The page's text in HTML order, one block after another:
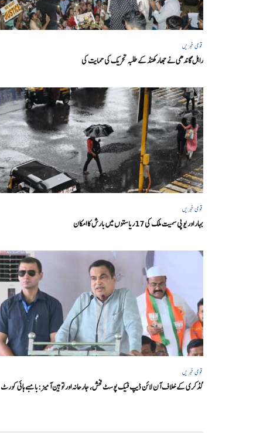
قومی خبریں
راہل گاندھی نے جھارکھنڈ کے طلبہ تحریک کی حمایت کی
قومی خبریں
بہار اور یو پی سمیت ملک کی 17ریاستوں میں بارش کا امکان
قومی خبریں
گڈکری کے خلاف آن لائن ڈیپ فیک پوسٹ فحش، جارحانہ اور توہین آمیز:بامبے ہائی کورٹ